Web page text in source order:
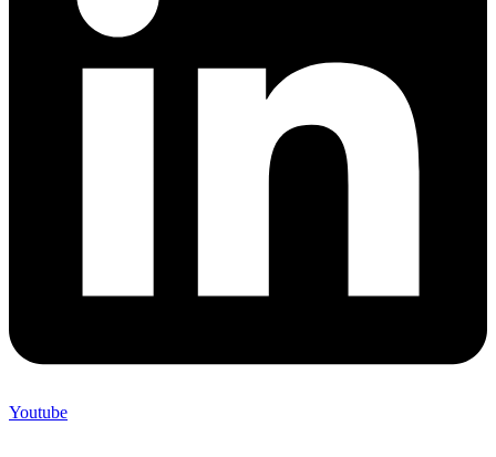
Youtube